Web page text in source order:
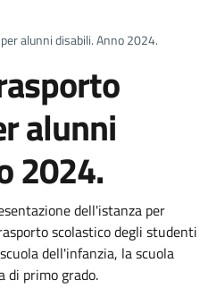
alunni disabili. Anno 2024.
alunni
2024.
dell'istanza per
scolastico degli studenti
dell'infanzia, la scuola
di primo grado.